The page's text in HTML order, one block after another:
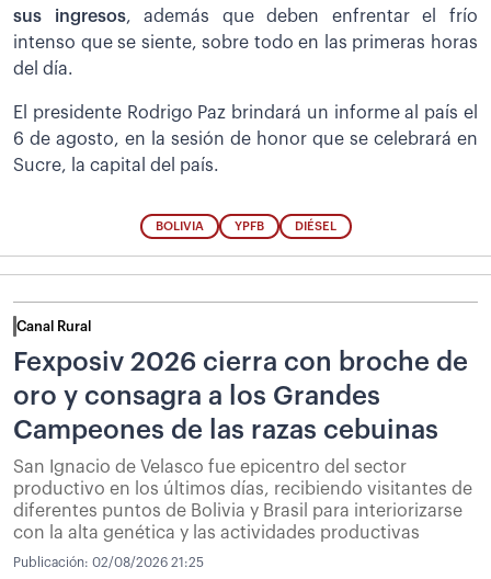
sus ingresos, además que deben enfrentar el frío
intenso que se siente, sobre todo en las primeras horas
del día.
El presidente Rodrigo Paz brindará un informe al país el
6 de agosto, en la sesión de honor que se celebrará en
Sucre, la capital del país.
BOLIVIA YPFB DIÉSEL
Canal Rural
Fexposiv 2026 cierra con broche de
oro y consagra a los Grandes
Campeones de las razas cebuinas
San Ignacio de Velasco fue epicentro del sector
productivo en los últimos días, recibiendo visitantes de
diferentes puntos de Bolivia y Brasil para interiorizarse
con la alta genética y las actividades productivas
Publicación: 02/08/2026 21:25